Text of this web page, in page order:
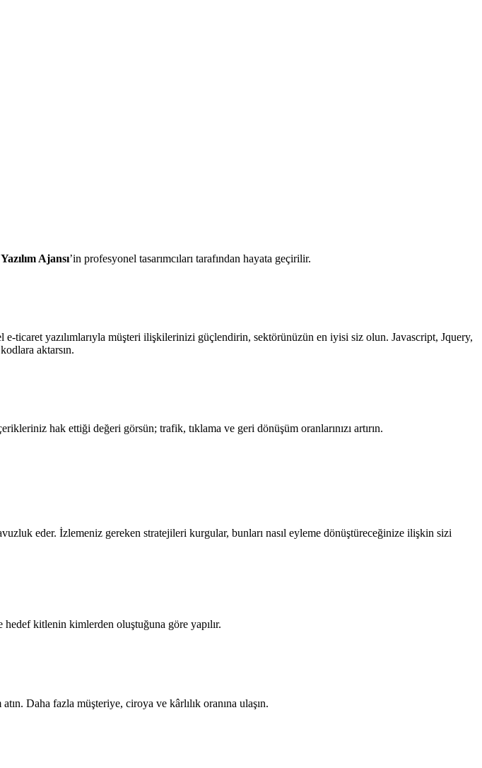
Yazılım Ajansı’in profesyonel tasarımcıları tarafından hayata geçirilir.
ticaret yazılımlarıyla müşteri ilişkilerinizi güçlendirin, sektörünüzün en iyisi siz olun. Javascript, Jquery,
aktarsın.
hak ettiği değeri görsün; trafik, tıklama ve geri dönüşüm oranlarınızı artırın.
eder. İzlemeniz gereken stratejileri kurgular, bunları nasıl eyleme dönüştüreceğinize ilişkin sizi
kitlenin kimlerden oluştuğuna göre yapılır.
Daha fazla müşteriye, ciroya ve kârlılık oranına ulaşın.